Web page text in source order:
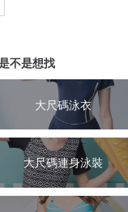
不是想找
大尺碼泳衣
大尺碼連身泳裝